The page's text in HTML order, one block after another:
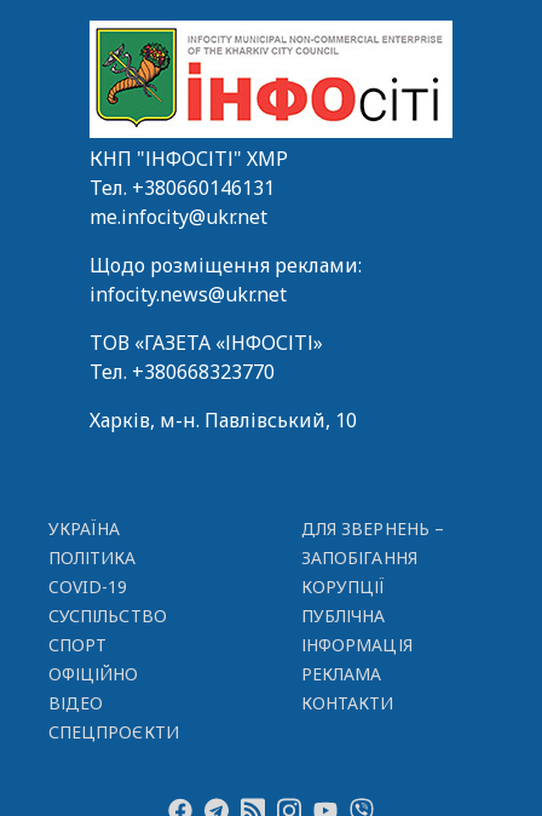
КНП "ІНФОСІТІ" ХМР
Тел. +380660146131
me.infocity@ukr.net
Щодо розміщення реклами:
infocity.news@ukr.net
ТОВ «ГАЗЕТА «ІНФОСІТІ»
Тел. +380668323770
Харків, м-н. Павлівський, 10
УКРАЇНА
ПОЛІТИКА
COVID-19
СУСПІЛЬСТВО
СПОРТ
ОФІЦІЙНО
ВІДЕО
СПЕЦПРОЄКТИ
ДЛЯ ЗВЕРНЕНЬ –
ЗАПОБІГАННЯ
КОРУПЦІЇ
ПУБЛІЧНА
ІНФОРМАЦІЯ
РЕКЛАМА
КОНТАКТИ